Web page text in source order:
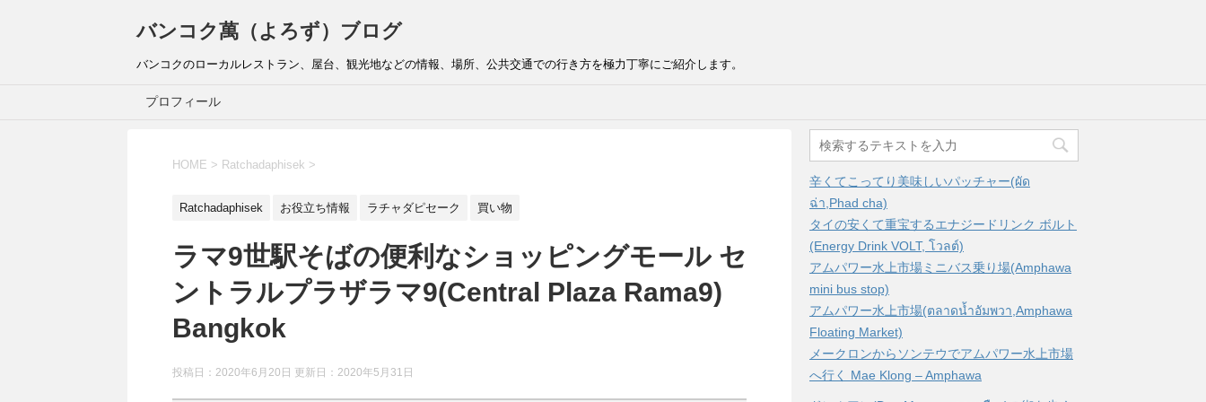
バンコク萬（よろず）ブログ
バンコクのローカルレストラン、屋台、観光地などの情報、場所、公共交通での行き方を極力丁寧にご紹介します。
プロフィール
HOME > Ratchadaphisek >
Ratchadaphisek お役立ち情報 ラチャダピセーク 買い物
ラマ9世駅そばの便利なショッピングモール セ
ントラルプラザラマ9(Central Plaza Rama9)
Bangkok
投稿日：2020年6月20日 更新日： 2020年5月31日
辛くてこってり美味しいパッチャー(ผัด
ฉ่า,Phad cha)
タイの安くて重宝するエナジードリンク ボルト
(Energy Drink VOLT, โวลต์)
アムパワー水上市場ミニバス乗り場(Amphawa
mini bus stop)
アムパワー水上市場(ตลาดน้ำอัมพวา,Amphawa
Floating Market)
メークロンからソンテウでアムパワー水上市場
へ行く Mae Klong – Amphawa